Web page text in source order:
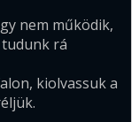
nem működik,
rá
kiolvassuk a